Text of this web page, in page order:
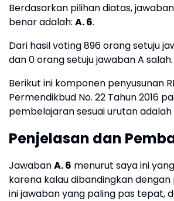
Berdasarkan pilihan diatas,
benar adalah: A. 6.
Dari hasil voting 896 orang setuju
dan 0 orang setuju jawaban A salah.
Berikut ini komponen penyusunan
Permendikbud No. 22 Tahun 2016
pembelajaran sesuai urutan adalah
Penjelasan dan
JawabanA. 6 menurut saya ini
karena kalau dibandingkan dengan
ini jawaban yang paling pas tepat,